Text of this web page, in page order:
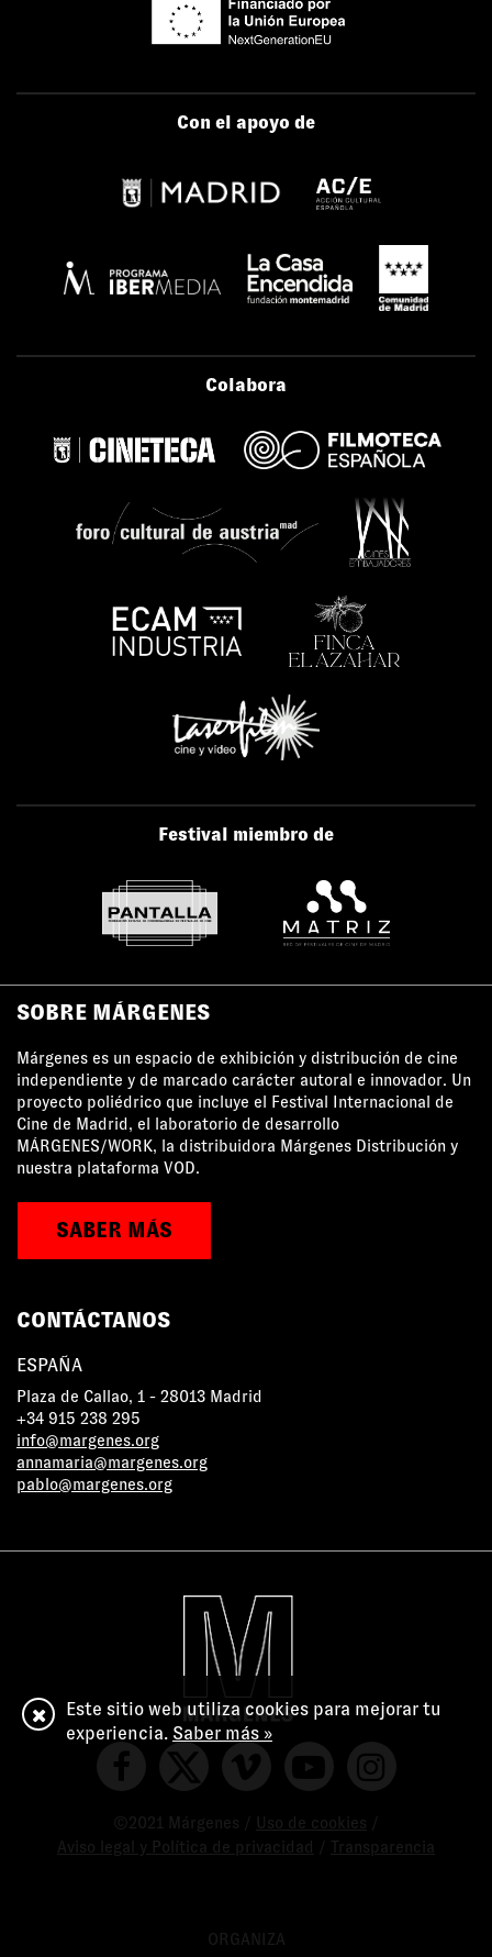
Con el apoyo de
Colabora
Festival miembro de
SOBRE MÁRGENES
Márgenes es un espacio de exhibición y distribución de cine
independiente y de marcado carácter autoral e innovador. Un
proyecto poliédrico que incluye el Festival Internacional de
Cine de Madrid, el laboratorio de desarrollo
MÁRGENES/WORK, la distribuidora Márgenes Distribución y
nuestra plataforma VOD.
SABER MÁS
CONTÁCTANOS
ESPAÑA
Plaza de Callao, 1 - 28013 Madrid
+34 915 238 295
info@margenes.org
annamaria@margenes.org
pablo@margenes.org
©2021 Márgenes / Uso de cookies
Aviso legal y Política de privacidad
Transparencia
ORGANIZA
Este sitio web utiliza cookies para mejorar tu
experiencia. Saber más »